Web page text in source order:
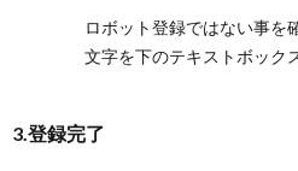
ロボット登録ではない事を
文字を下のテキストボック
3.登録完了